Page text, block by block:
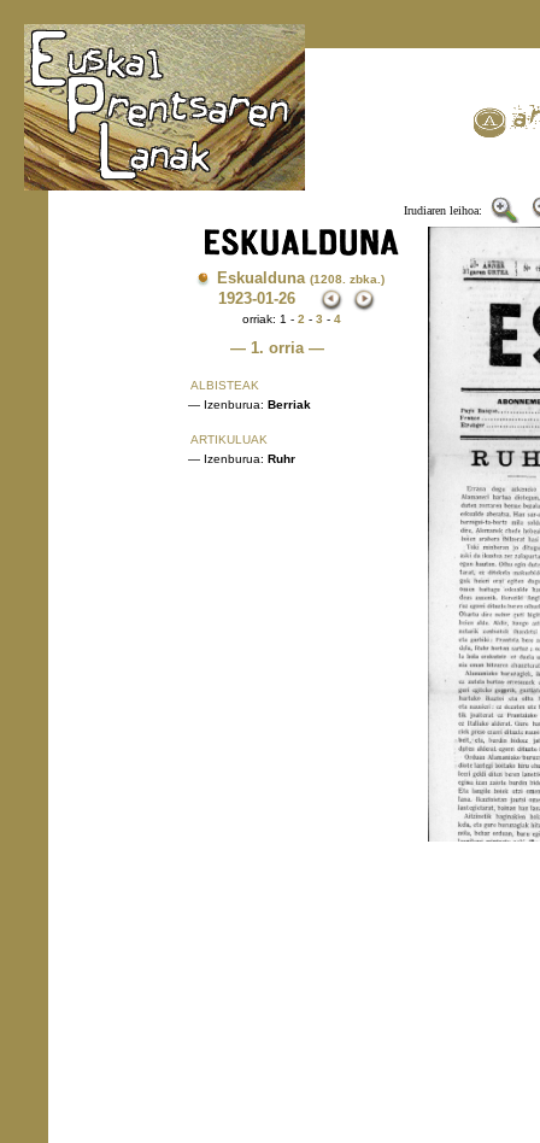
Irudiaren leihoa:
Eskualduna (1208. zbka.)
1923-01-26
orriak: 1 - 2 - 3 - 4
— 1. orria —
ALBISTEAK
— Izenburua: Berriak
ARTIKULUAK
— Izenburua: Ruhr